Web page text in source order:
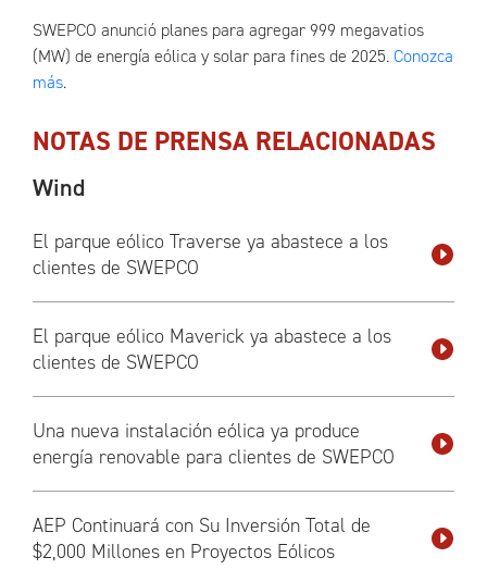
SWEPCO anunció planes para agregar 999 megavatios
(MW) de energía eólica y solar para fines de 2025.Conozca
más.
NOTAS DE PRENSA RELACIONADAS
Wind
El parque eólico Traverse ya abastece a los
clientes de SWEPCO
El parque eólico Maverick ya abastece a los
clientes de SWEPCO
Una nueva instalación eólica ya produce
energía renovable para clientes de SWEPCO
AEP Continuará con Su Inversión Total de
$2,000 Millones en Proyectos Eólicos